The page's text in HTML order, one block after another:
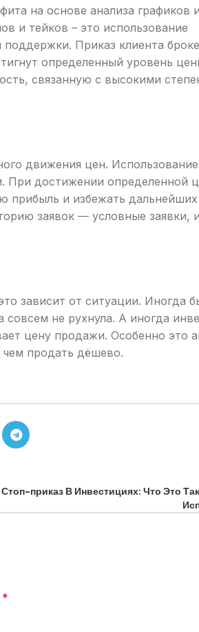
на основе анализа графиков и
и тейков – это использование
Приказ клиента
определенный уровень
связанную с высокими
движения цен.
При достижении определенной
прибыль и избежать дальнейших
заявок — условные заявки,
зависит от ситуации. Иногда
не рухнула. А иногда
цену продажи. Особенно это
чем продать дёшево.
Стоп-приказ В Инвестициях: Что Это
*